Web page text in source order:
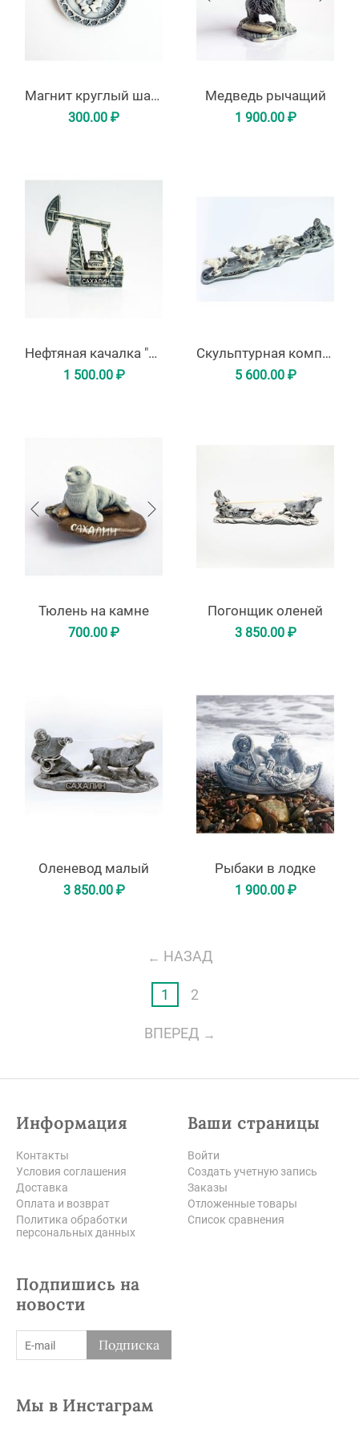
Магнит круглый шаман с бубном
300.00 ₽
Медведь рычащий
1 900.00 ₽
Нефтяная качалка "Сахалин"
1 500.00 ₽
Скульптурная композиция "Погонщик с собаками"
5 600.00 ₽
Тюлень на камне
700.00 ₽
Погонщик оленей
3 850.00 ₽
Оленевод малый
3 850.00 ₽
Рыбаки в лодке
1 900.00 ₽
НАЗАД
1 2
ВПЕРЕД
Информация
Контакты
Условия соглашения
Доставка
Оплата и возврат
Политика обработки
персональных данных
Ваши страницы
Войти
Создать учетную запись
Заказы
Отложенные товары
Список сравнения
Подпишись на
новости
Подписка
Мы в Инстаграм